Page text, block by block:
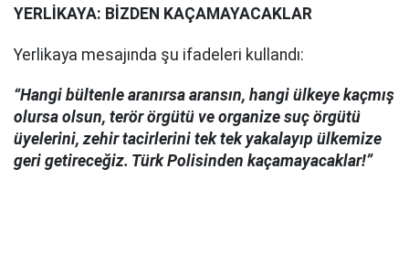
YERLİKAYA: BİZDEN KAÇAMAYACAKLAR
Yerlikaya mesajında şu ifadeleri kullandı:
“Hangi bültenle aranırsa aransın, hangi ülkeye kaçmış
olursa olsun, terör örgütü ve organize suç örgütü
üyelerini, zehir tacirlerini tek tek yakalayıp ülkemize
geri getireceğiz. Türk Polisinden kaçamayacaklar!”